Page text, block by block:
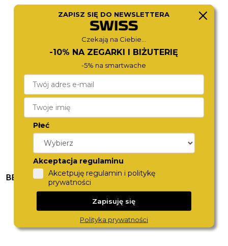
TOMMY HILFIGER
BEVERLY HILLS POLO CLUB
BP3051X.300
590,-
FESTINA
699,-
ZAPISZ SIĘ DO NEWSLETTERA
Czekają na Ciebie...
-10% NA ZEGARKI I BIŻUTERIĘ
-5% na smartwache
Płeć
Akceptacja regulaminu
Akcetpuję regulamin i politykę
prywatności
Zapisuję się
Polityka prywatności